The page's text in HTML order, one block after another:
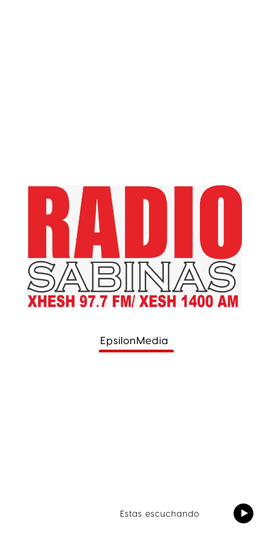
EpsilonMedia
Estas escuchando